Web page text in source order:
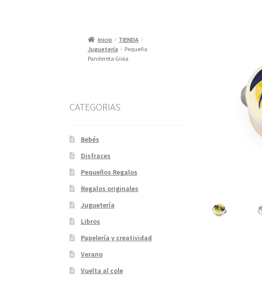
Inicio
TIENDA
Juguetería
Pequeña
Pandereta Gioia
CATEGORIAS
Bebés
Disfraces
Pequeños Regalos
Regalos originales
Juguetería
Libros
Papelería y creatividad
Verano
Vuelta al cole